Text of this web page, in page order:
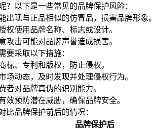
？以下是一些常见的品牌保护风险：
出现与正品相似的仿冒品，损害品牌形象。
权使用品牌名称、标志或设计。
攻击可能对品牌声誉造成损害。
要采取以下措施：
标、专利和版权，防止侵权。
场动态，及时发现并处理侵权行为。
对品牌真伪的识别能力。
效预防潜在威胁，确保品牌安全。
品牌保护前后的情况：
品牌保护后